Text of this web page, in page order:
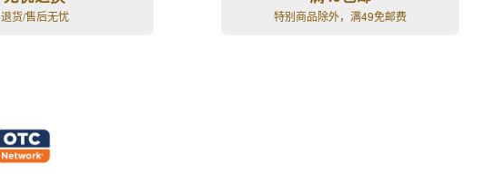
退货/售后无忧 特别商品除外，满49免邮费